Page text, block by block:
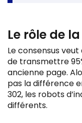
Le rôle de la
Le consensus
de transmettre
ancienne page.
pas la différence
302, les robots
différents.